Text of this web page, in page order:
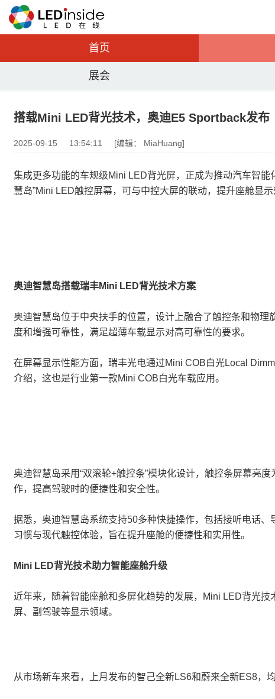
首页
展会
搭载Mini LED背光技术，奥迪E5 Sportback发布
2025-09-15 13:54:11 [编辑： MiaHuang]
集成更多功能的车规级Mini LED背光屏，正成为推动汽车智
慧岛”Mini LED触控屏幕，可与中控大屏的联动，提升座舱显示
奥迪智慧岛搭载瑞丰Mini LED背光技术方案
奥迪智慧岛位于中央扶手的位置，设计上融合了触控条和物
度和增强可靠性，满足超薄车载显示对高可靠性的要求。
在屏幕显示性能方面，瑞丰光电通过Mini COB白光Local
介绍，这也是行业第一款Mini COB白光车载应用。
奥迪智慧岛采用“双滚轮+触控条”模块化设计，触控条屏幕亮
作，提高驾驶时的便捷性和安全性。
据悉，奥迪智慧岛系统支持50多种快捷操作，包括接听电话
习惯与现代触控体验，旨在提升座舱的便捷性和实用性。
Mini LED背光技术助力智能座舱升级
近年来，随着智能座舱和多屏化趋势的发展，Mini LED背光
屏、副驾驶等显示领域。
从市场新车来看，上月发布的智己全新LS6和蔚来全新ES8，